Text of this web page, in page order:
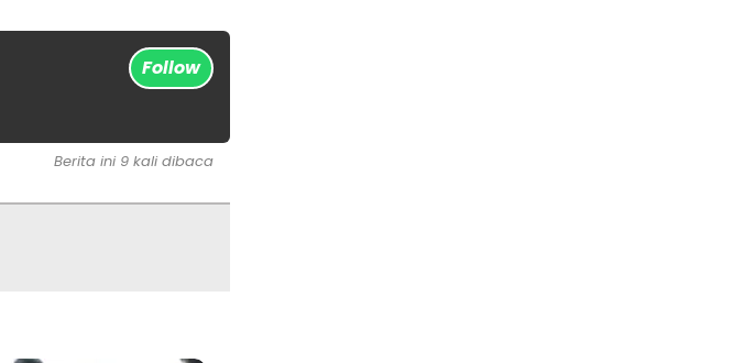
Follow
Berita ini 9 kali dibaca